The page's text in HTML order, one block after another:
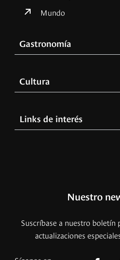
Mundo
Gastronomía
Cultura
Links de interés
Nuestro
Suscríbase a nuestro
actualizaciones